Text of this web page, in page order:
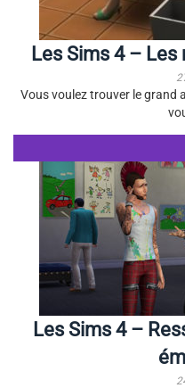
Les Sims 4 –
Vous voulez trouver le grand
Les Sims 4 –